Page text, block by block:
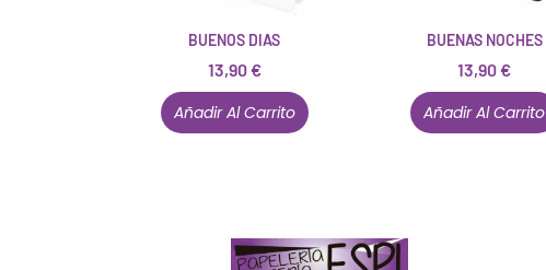
BUENOS DIAS
13,90 €
Añadir Al Carrito
BUENAS NOCHES
13,90 €
Añadir Al Carrito